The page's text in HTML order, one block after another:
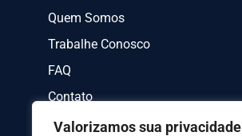
Valorizamos sua privacidade
Quem Somos
Trabalhe Conosco
FAQ
Contato